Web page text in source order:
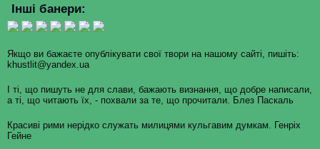
Інші банери:
Якщо ви бажаєте опублікувати свої твори на нашому сайті, пишіть:
khustlit@yandex.ua
І ті, що пишуть не для слави, бажають визнання, що добре написали,
а ті, що читають їх, - похвали за те, що прочитали. Блез Паскаль
Красиві рими нерідко служать милицями кульгавим думкам. Генріх
Гейне